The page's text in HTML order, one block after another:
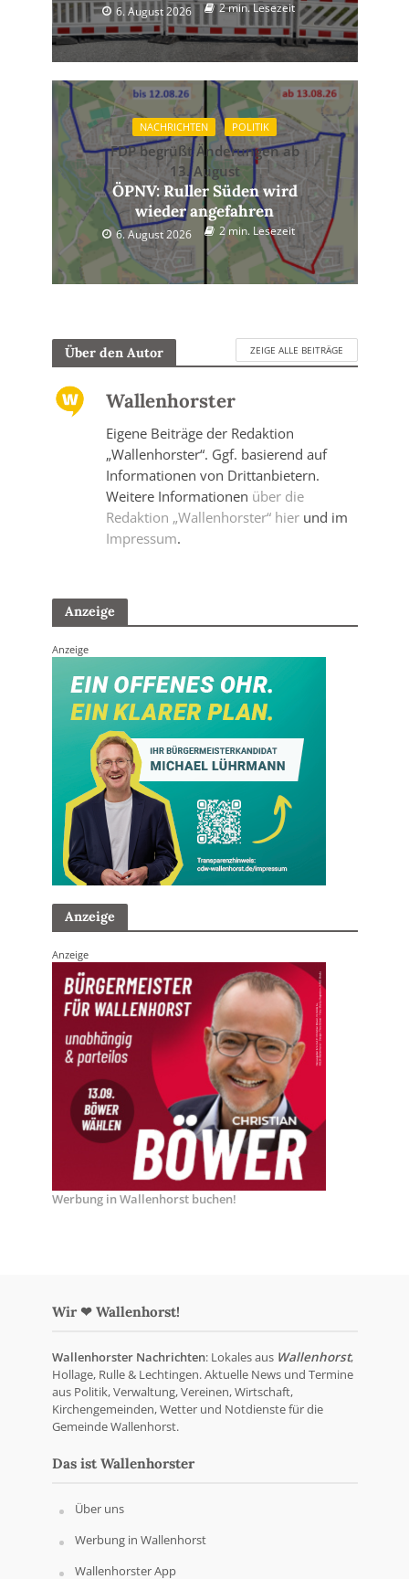
6. August 2026 2 min. Lesezeit
NACHRICHTEN POLITIK
FDP begrüßt Änderungen ab
13. August
ÖPNV: Ruller Süden wird
wieder angefahren
6. August 2026 2 min. Lesezeit
Über den Autor ZEIGE ALLE BEITRÄGE
Wallenhorster
Eigene Beiträge der Redaktion
„Wallenhorster“. Ggf. basierend auf
Informationen von Drittanbietern.
Weitere Informationen über die
Redaktion „Wallenhorster“ hierund im
Impressum.
Anzeige
Anzeige
Anzeige
Anzeige
Werbung in Wallenhorst buchen!
Wir ❤ Wallenhorst!
Wallenhorster Nachrichten: Lokales aus Wallenhorst,
Hollage, Rulle & Lechtingen. Aktuelle News und Termine
aus Politik, Verwaltung, Vereinen, Wirtschaft,
Kirchengemeinden, Wetter und Notdienste für die
Gemeinde Wallenhorst.
Das ist Wallenhorster
Über uns
Werbung in Wallenhorst
Wallenhorster App